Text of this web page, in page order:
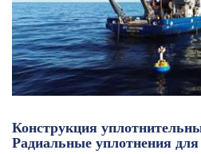
Конструкция
Радиальные уплотнения